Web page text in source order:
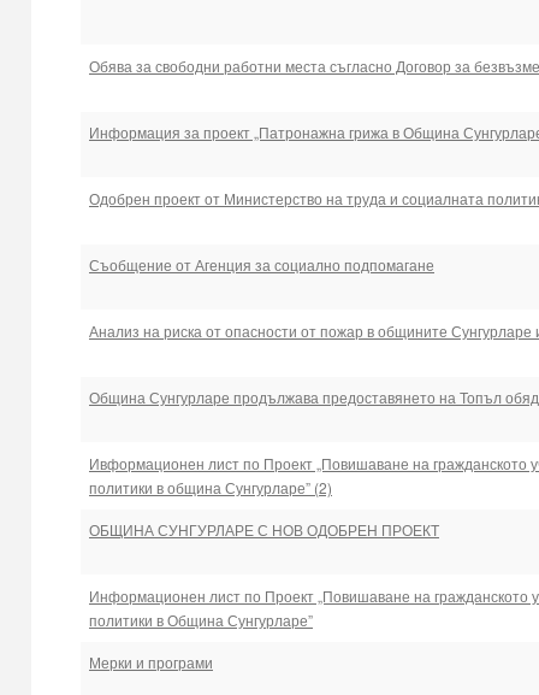
Обява за свободни работни места съгласно Договор за
Информация за проект „Патронажна грижа в Община
Одобрен проект от Министерство на труда и социалната
Съобщение от Агенция за социално подпомагане
Анализ на риска от опасности от пожар в общините
Община Сунгурларе продължава предоставянето на Топъл
Ивформационен лист по Проект „Повишаване на гражданското
политики в община Сунгурларе” (2)
ОБЩИНА СУНГУРЛАРЕ С НОВ ОДОБРЕН ПРОЕКТ
Информационен лист по Проект „Повишаване на гражданското
политики в Община Сунгурларе”
Мерки и програми